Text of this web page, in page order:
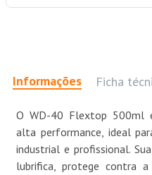
Informações Ficha
O WD-40 Flextop 500ml
alta performance, ideal
industrial e profissional.
lubrifica, protege contra